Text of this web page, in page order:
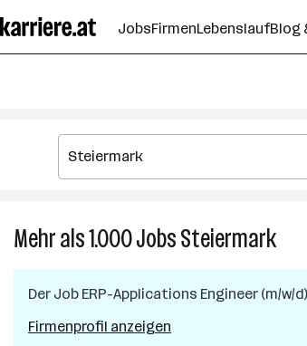
Seiteninhalt
springen
JobsFirmenLebenslaufBlog
Mehr als 1.000JobsSteiermarkMehr
Jobs
Der Job ERP-Applications Engineer (m/w/d)
Firmenprofil anzeigen